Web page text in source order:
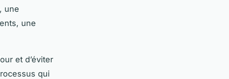
une
une
et d’éviter
qui